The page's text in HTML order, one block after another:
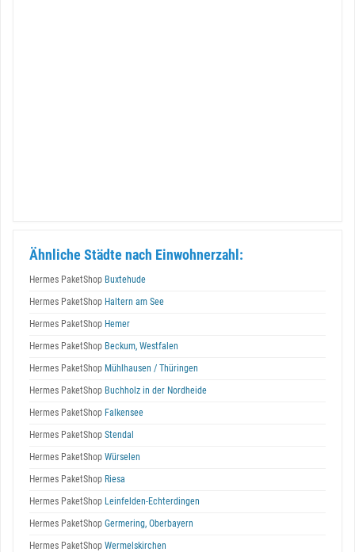
Ähnliche Städte nach Einwohnerzahl:
Hermes PaketShop Buxtehude
Hermes PaketShop Haltern am See
Hermes PaketShop Hemer
Hermes PaketShop Beckum, Westfalen
Hermes PaketShop Mühlhausen / Thüringen
Hermes PaketShop Buchholz in der Nordheide
Hermes PaketShop Falkensee
Hermes PaketShop Stendal
Hermes PaketShop Würselen
Hermes PaketShop Riesa
Hermes PaketShop Leinfelden-Echterdingen
Hermes PaketShop Germering, Oberbayern
Hermes PaketShop Wermelskirchen